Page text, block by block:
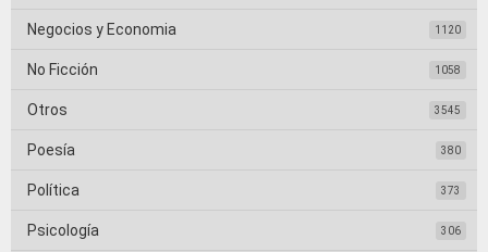
Negocios y Economia 1120
No Ficción 1058
Otros 3545
Poesía 380
Política 373
Psicología 306